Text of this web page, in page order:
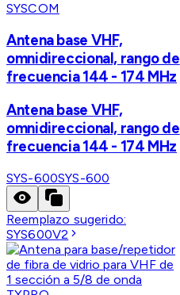
SYSCOM
Antena base VHF,
omnidireccional, rango de
frecuencia 144 - 174 MHz
Antena base VHF,
omnidireccional, rango de
frecuencia 144 - 174 MHz
SYS-600SYS-600
Reemplazo sugerido:
SYS600V2